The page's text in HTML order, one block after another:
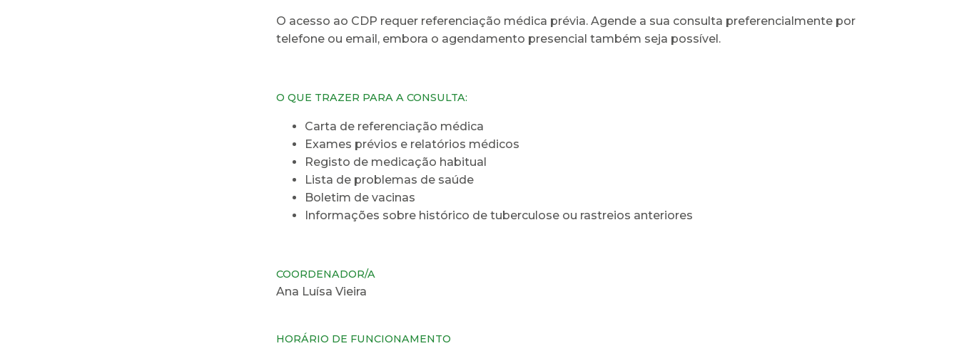
O acesso ao CDP requer referenciação médica prévia. Agende a sua consulta preferencialmente por
telefone ou email, embora o agendamento presencial também seja possível.
O QUE TRAZER PARA A CONSULTA:
Carta de referenciação médica
Exames prévios e relatórios médicos
Registo de medicação habitual
Lista de problemas de saúde
Boletim de vacinas
Informações sobre histórico de tuberculose ou rastreios anteriores
COORDENADOR/A
Ana Luísa Vieira
HORÁRIO DE FUNCIONAMENTO